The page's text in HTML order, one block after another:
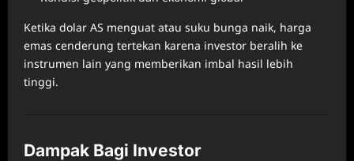
Ketika dolar AS menguat atau suku bunga naik, harga
emas cenderung tertekan karena investor beralih ke
instrumen lain yang memberikan imbal hasil lebih
tinggi.
Dampak Bagi Investor